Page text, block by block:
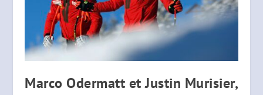
Marco Odermatt et Justin Murisier,